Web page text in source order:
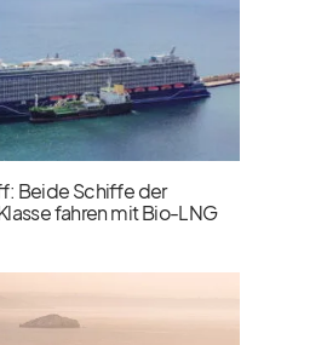
Beide Schiffe der
fahren mit Bio-LNG